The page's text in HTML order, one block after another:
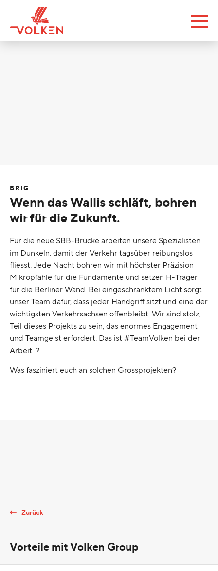
BRIG
Wenn das Wallis schläft, bohren
wir für die Zukunft.
Für die neue SBB-Brücke arbeiten unsere Spezialisten
im Dunkeln, damit der Verkehr tagsüber reibungslos
fliesst. Jede Nacht bohren wir mit höchster Präzision
Mikropfähle für die Fundamente und setzen H-Träger
für die Berliner Wand. Bei eingeschränktem Licht sorgt
unser Team dafür, dass jeder Handgriff sitzt und eine der
wichtigsten Verkehrsachsen offenbleibt. Wir sind stolz,
Teil dieses Projekts zu sein, das enormes Engagement
und Teamgeist erfordert. Das ist #TeamVolken bei der
Arbeit. ?
Was fasziniert euch an solchen Grossprojekten?
Zurück
Vorteile mit Volken Group